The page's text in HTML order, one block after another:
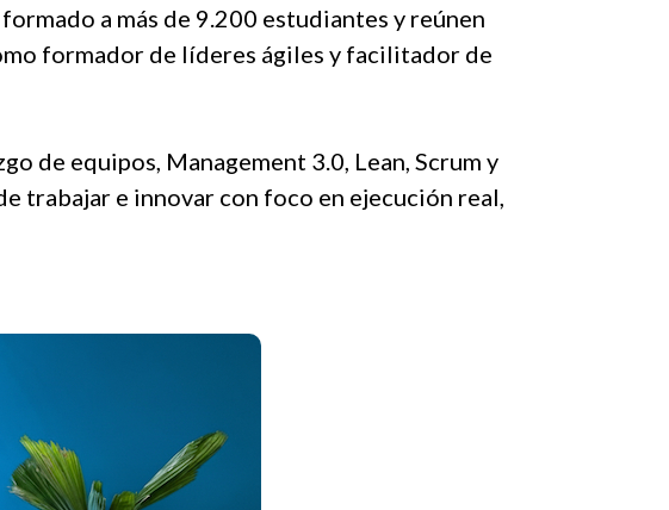
a más de 9.200 estudiantes y reúnen
formador de líderes ágiles y facilitador de
de equipos, Management 3.0, Lean, Scrum y
trabajar e innovar con foco en ejecución real,